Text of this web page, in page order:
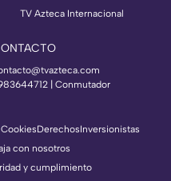
TV Azteca Internacional
| Conmutador
DerechosInversionistas
con nosotros
y cumplimiento